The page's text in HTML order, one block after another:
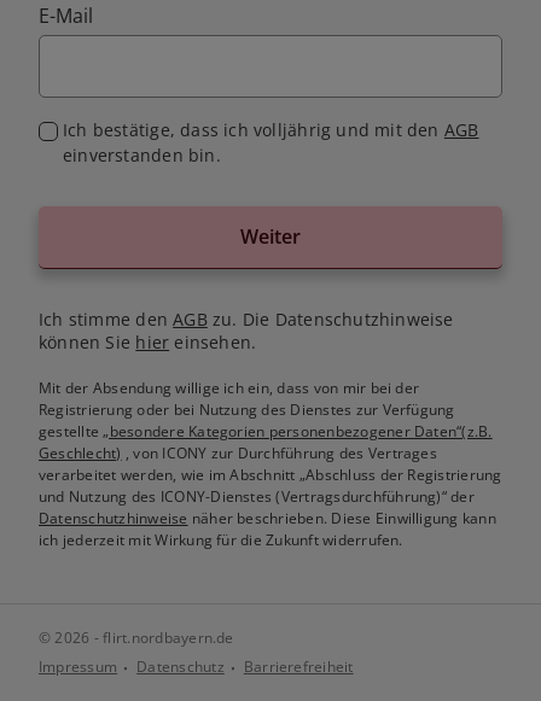
E-Mail
Ich bestätige, dass ich volljährig und mit den AGB
einverstanden bin.
Weiter
Ich stimme denAGB zu. Die Datenschutzhinweise
können Sie hier einsehen.
Mit der Absendung willige ich ein, dass von mir bei der
Registrierung oder bei Nutzung des Dienstes zur Verfügung
gestellte„besondere Kategorien personenbezogener Daten“(z.B.
Geschlecht) , von ICONY zur Durchführung des Vertrages
verarbeitet werden, wie im Abschnitt „Abschluss der Registrierung
und Nutzung des ICONY-Dienstes (Vertragsdurchführung)“ der
Datenschutzhinweise näher beschrieben. Diese Einwilligung kann
ich jederzeit mit Wirkung für die Zukunft widerrufen.
© 2026 - flirt.nordbayern.de
Impressum
Datenschutz Barrierefreiheit